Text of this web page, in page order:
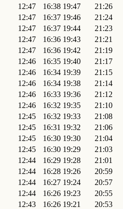
12:47 16:38 19:47
21:26
12:47 16:37 19:46
21:24
12:47 16:37 19:44
21:23
12:47 16:36 19:43
21:21
12:47 16:36 19:42
21:19
12:46 16:35 19:40
21:17
12:46 16:34 19:39
21:15
12:46 16:34 19:38
21:14
12:46 16:33 19:36
21:12
12:46 16:32 19:35
21:10
12:45 16:32 19:33
21:08
12:45 16:31 19:32
21:06
12:45 16:30 19:30
21:04
12:45 16:30 19:29
21:03
12:44 16:29 19:28
21:01
12:44 16:28 19:26
20:59
12:44 16:27 19:24
20:57
12:44 16:26 19:23
20:55
12:43 16:26 19:21
20:53